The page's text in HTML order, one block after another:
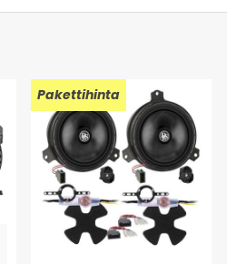
Pakettihinta